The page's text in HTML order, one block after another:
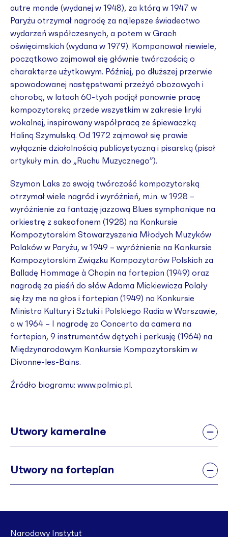
autre monde (wydanej w 1948), za którą w 1947 w
Paryżu otrzymał nagrodę za najlepsze świadectwo
wydarzeń współczesnych, a potem w Grach
oświęcimskich (wydana w 1979). Komponował niewiele,
początkowo zajmował się głównie twórczością o
charakterze użytkowym. Później, po dłuższej przerwie
spowodowanej następstwami przeżyć obozowych i
chorobą, w latach 60-tych podjął ponownie pracę
kompozytorską przede wszystkim w zakresie liryki
wokalnej, inspirowany współpracą ze śpiewaczką
Haliną Szymulską. Od 1972 zajmował się prawie
wyłącznie działalnością publicystyczną i pisarską (pisał
artykuły m.in. do „Ruchu Muzycznego”).
Szymon Laks za swoją twórczość kompozytorską
otrzymał wiele nagród i wyróżnień, m.in. w 1928 –
wyróżnienie za fantazję jazzową Blues symphonique na
orkiestrę z saksofonem (1928) na Konkursie
Kompozytorskim Stowarzyszenia Młodych Muzyków
Polaków w Paryżu, w 1949 – wyróżnienie na Konkursie
Kompozytorskim Związku Kompozytorów Polskich za
Balladę Hommage à Chopin na fortepian (1949) oraz
nagrodę za pieśń do słów Adama Mickiewicza Polały
się łzy me na głos i fortepian (1949) na Konkursie
Ministra Kultury i Sztuki i Polskiego Radia w Warszawie,
a w 1964 – I nagrodę za Concerto da camera na
fortepian, 9 instrumentów dętych i perkusję (1964) na
Międzynarodowym Konkursie Kompozytorskim w
Divonne-les-Bains.
Źródło biogramu: www.polmic.pl.
Utwory kameralne
Utwory na fortepian
Narodowy Instytut